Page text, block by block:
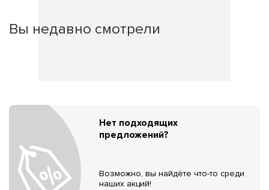
Вы недавно смотрели
Нет подходящих
предложений?
Возможно, вы найдёте что-то среди
наших акций!